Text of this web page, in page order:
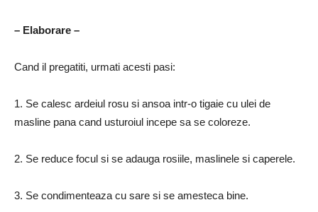
– Elaborare –
Cand il pregatiti, urmati acesti pasi:
1. Se calesc ardeiul rosu si ansoa intr-o tigaie cu ulei de
masline pana cand usturoiul incepe sa se coloreze.
2. Se reduce focul si se adauga rosiile, maslinele si caperele.
3. Se condimenteaza cu sare si se amesteca bine.